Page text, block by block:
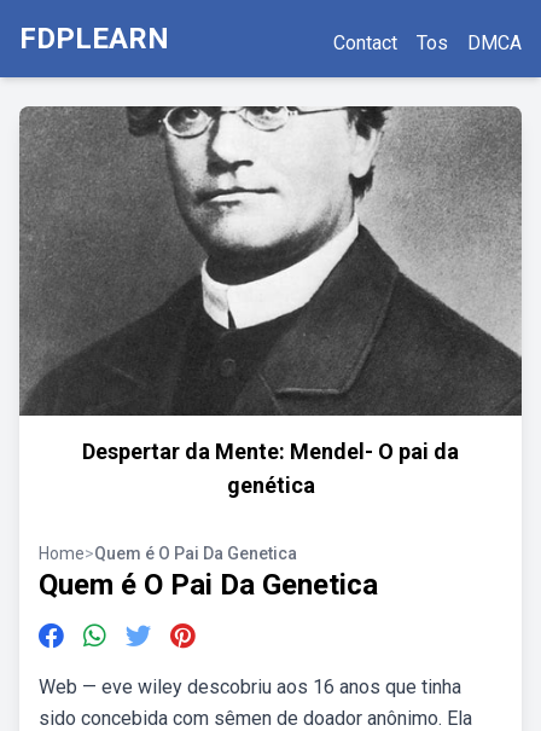
FDPLEARN Contact Tos DMCA
Despertar da Mente: Mendel- O pai da
genética
Home>Quem é O Pai Da Genetica
Quem é O Pai Da Genetica
Web — eve wiley descobriu aos 16 anos que tinha
sido concebida com sêmen de doador anônimo. Ela